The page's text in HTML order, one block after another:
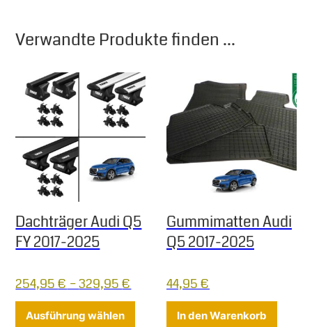
Verwandte Produkte finden ...
Dachträger Audi Q5
FY 2017-2025
254,95€–329,95€
Ausführung wählen Dieses Produkt weist mehrere
Gummimatten Audi
Q5 2017-2025
44,95€
In den Warenkorb